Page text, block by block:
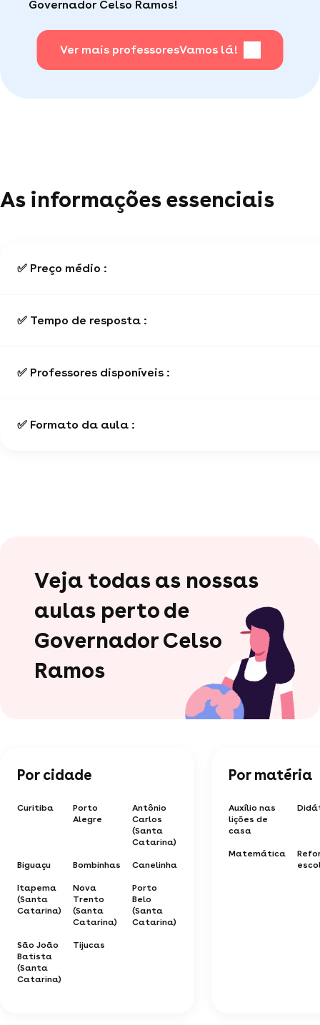
Para saber + acesse nossa página de perguntas
Governador Celso Ramos!
Ver mais professoresVamos lá!
As informações essenciais
✅ Preço médio :
✅ Tempo de resposta :
✅ Professores disponíveis :
✅ Formato da aula :
Veja todas as nossas
aulas perto de
Governador Celso
Ramos
Por cidade
Curitiba
Porto
Alegre
Antônio
Carlos
(Santa
Catarina)
Biguaçu Bombinhas Canelinha
Itapema
(Santa
Catarina)
Nova
Trento
(Santa
Catarina)
Porto
Belo
(Santa
Catarina)
São João
Batista
(Santa
Catarina)
Tijucas
Por matéria
Auxílio nas
lições de
casa
Matemática